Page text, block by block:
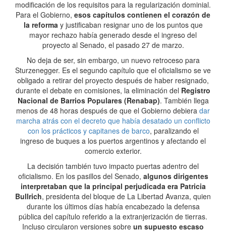
modificación de los requisitos para la regularización dominial.
Para el Gobierno, esos capítulos contienen el corazón de
la reforma y justificaban resignar uno de los puntos que
mayor rechazo había generado desde el ingreso del
proyecto al Senado, el pasado 27 de marzo.
No deja de ser, sin embargo, un nuevo retroceso para
Sturzenegger. Es el segundo capítulo que el oficialismo se ve
obligado a retirar del proyecto después de haber resignado,
durante el debate en comisiones, la eliminación del Registro
Nacional de Barrios Populares (Renabap). También llega
menos de 48 horas después de que el Gobierno debiera dar
marcha atrás con el decreto que había desatado un conflicto
con los prácticos y capitanes de barco, paralizando el
ingreso de buques a los puertos argentinos y afectando el
comercio exterior.
La decisión también tuvo impacto puertas adentro del
oficialismo. En los pasillos del Senado, algunos dirigentes
interpretaban que la principal perjudicada era Patricia
Bullrich, presidenta del bloque de La Libertad Avanza, quien
durante los últimos días había encabezado la defensa
pública del capítulo referido a la extranjerización de tierras.
Incluso circularon versiones sobre un supuesto escaso